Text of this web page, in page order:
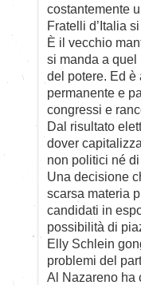
costantemente
Fratelli d’Italia
È il vecchio
si manda a
del potere. Ed è
permanente e
congressi e
Dal risultato
dover
non politici né
Una decisione
scarsa materia
candidati in
possibilità di
Elly Schlein
problemi del
Al Nazareno ha